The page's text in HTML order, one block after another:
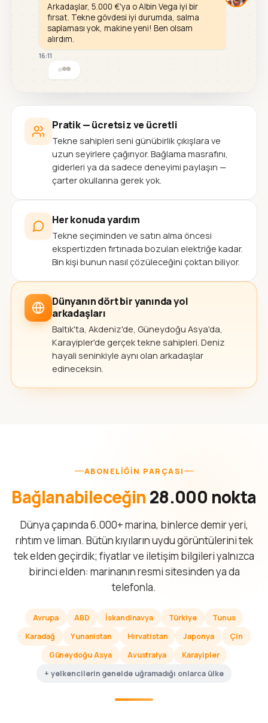
Arkadaşlar, 5.000 €'ya o Albin Vega iyi bir
fırsat. Tekne gövdesi iyi durumda, salma
saplaması yok, makine yeni! Ben olsam
alırdım.
16:11
Pratik — ücretsiz ve ücretli
Tekne sahipleri seni günübirlik çıkışlara ve
uzun seyirlere çağırıyor. Bağlama masrafını,
giderleri ya da sadece deneyimi paylaşın —
çarter okullarına gerek yok.
Her konuda yardım
Tekne seçiminden ve satın alma öncesi
ekspertizden fırtınada bozulan elektriğe kadar.
Bin kişi bunun nasıl çözüleceğini çoktan biliyor.
Dünyanın dört bir yanında yol
arkadaşları
Baltık'ta, Akdeniz'de, Güneydoğu Asya'da,
Karayipler'de gerçek tekne sahipleri. Deniz
hayali seninkiyle aynı olan arkadaşlar
edineceksin.
ABONELIĞIN PARÇASI
Bağlanabileceğin 28.000 nokta
Dünya çapında 6.000+ marina, binlerce demir yeri,
rıhtım ve liman. Bütün kıyıların uydu görüntülerini tek
tek elden geçirdik; fiyatlar ve iletişim bilgileri yalnızca
birinci elden: marinanın resmi sitesinden ya da
telefonla.
Avrupa ABD İskandinavya Türkiye
Tunus
Karadağ
Yunanistan Hırvatistan Japonya
Çin
Güneydoğu Asya
Avustralya
Karayipler
+ yelkencilerin genelde uğramadığı onlarca ülke